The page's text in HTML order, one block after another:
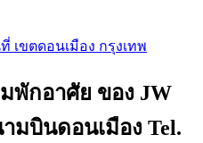
เขตดอนเมือง กรุงเทพ
พักอาศัย ของ JW
มบินดอนเมือง Tel.